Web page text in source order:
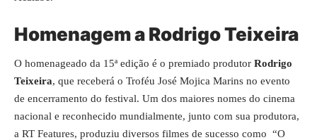
Homenagem a Rodrigo Teixeira
O homenageado da 15ª edição é o premiado produtor Rodrigo
Teixeira, que receberá o Troféu José Mojica Marins no evento
de encerramento do festival. Um dos maiores nomes do cinema
nacional e reconhecido mundialmente, junto com sua produtora,
a RT Features, produziu diversos filmes de sucesso como “O